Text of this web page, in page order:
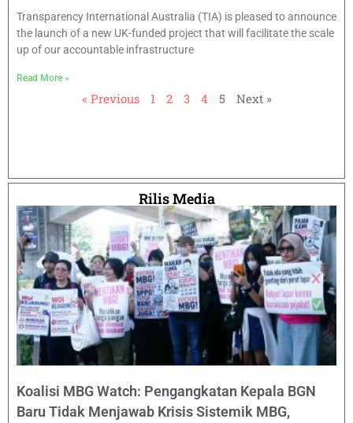
Transparency International Australia (TIA) is pleased to announce
the launch of a new UK-funded project that will facilitate the scale
up of our accountable infrastructure
Read More »
« Previous 1 2 3 4 5 Next »
Rilis Media
Koalisi MBG Watch: Pengangkatan Kepala BGN
Baru Tidak Menjawab Krisis Sistemik MBG,